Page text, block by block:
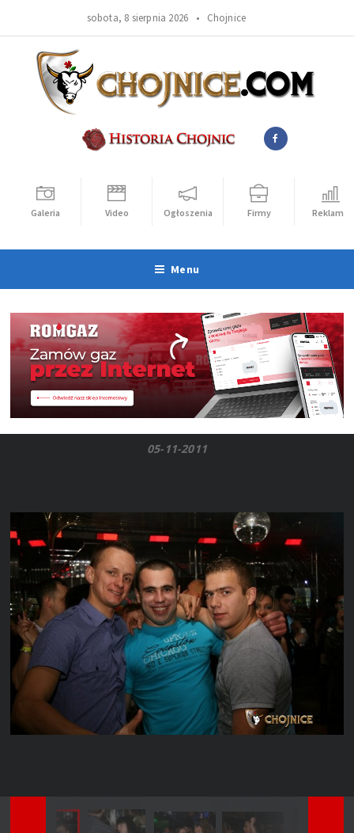
sobota, 8 sierpnia 2026 • Chojnice
Galeria Video Ogłoszenia Firmy Reklama
Menu
05-11-2011